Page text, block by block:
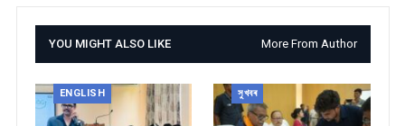
YOU MIGHT ALSO LIKE More From Author
ENGLISH সুখবৰ